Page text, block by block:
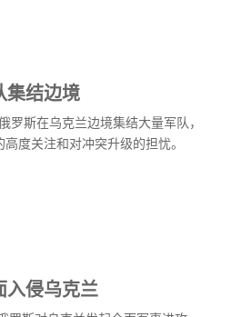
集结边境
罗斯在乌克兰边境集结大量军队，
度关注和对冲突升级的担忧。
入侵乌克兰